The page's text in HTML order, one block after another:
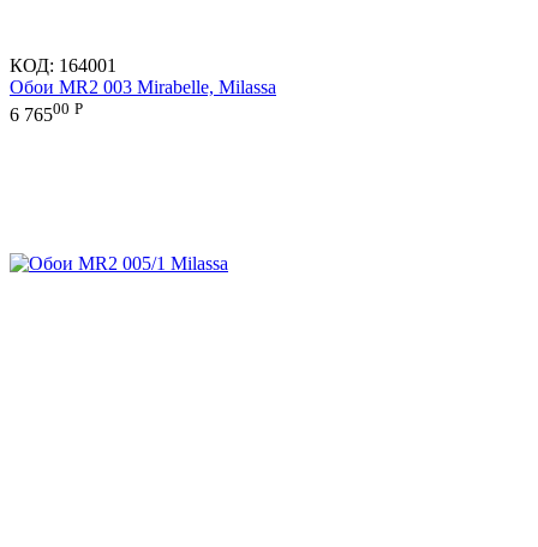
КОД: 164001
Обои MR2 003 Mirabelle, Milassa
6 76500 Р